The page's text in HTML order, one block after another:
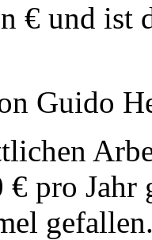
€ und ist
Guido
€ pro Jahr